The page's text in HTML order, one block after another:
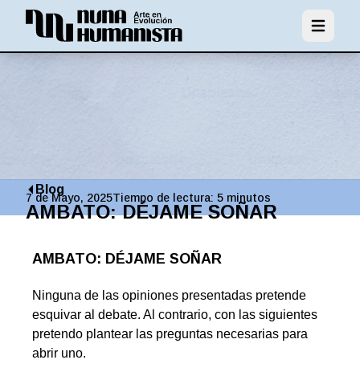
Abrir
Blog
AMBATO: DÉJAME SOÑAR
7 de Mayo, 2025Tiempo de lectura: 5 minutos
AMBATO: DÉJAME SOÑAR
Ninguna de las opiniones presentadas pretende
esquivar al debate. Al contrario, con las siguientes
pretendo plantear las preguntas necesarias para
abrir uno.